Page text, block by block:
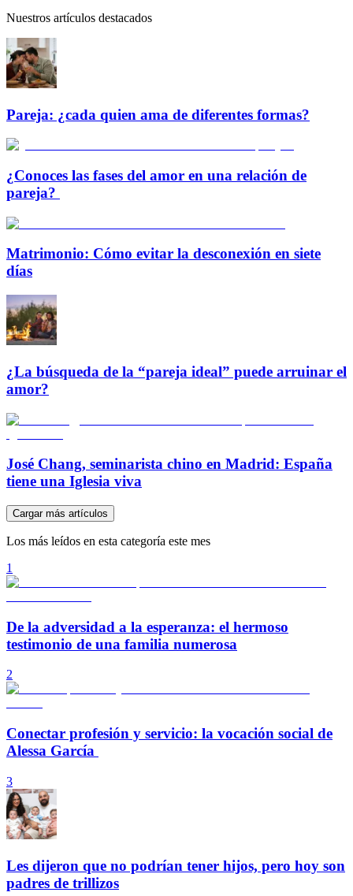
Nuestros artículos destacados
Pareja: ¿cada quien ama de diferentes formas?
¿Conoces las fases del amor en una relación de
pareja?
Matrimonio: Cómo evitar la desconexión en siete
días
¿La búsqueda de la “pareja ideal” puede arruinar el
amor?
José Chang, seminarista chino en Madrid: España
tiene una Iglesia viva
Cargar más artículos
Los más leídos en esta categoría este mes
1
De la adversidad a la esperanza: el hermoso
testimonio de una familia numerosa
2
Conectar profesión y servicio: la vocación social de
Alessa García
3
Les dijeron que no podrían tener hijos, pero hoy son
padres de trillizos